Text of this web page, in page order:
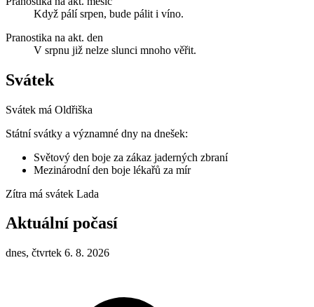
Když pálí srpen, bude pálit i víno.
Pranostika na akt. den
V srpnu již nelze slunci mnoho věřit.
Svátek
Svátek má Oldřiška
Státní svátky a významné dny na dnešek:
Světový den boje za zákaz jaderných zbraní
Mezinárodní den boje lékařů za mír
Zítra má svátek Lada
Aktuální počasí
dnes, čtvrtek 6. 8. 2026